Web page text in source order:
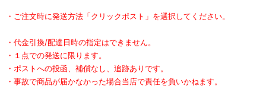
・ご注文時に発送方法「クリックポスト」を選択してください。
・代金引換/配達日時の指定はできません。
・１点での発送に限ります。
・ポストへの投函、補償なし、追跡ありです。
・事故で商品が届かなかった場合当店で責任を負いかねます。